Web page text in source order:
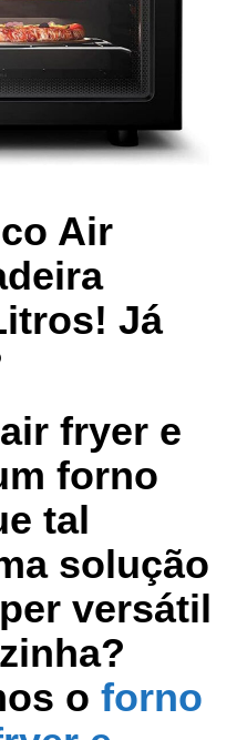
Air
Já
fryer e
forno
tal
solução
versátil
o forno